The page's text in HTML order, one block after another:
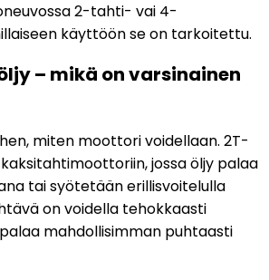
2-tahti- vai 4-
käyttöön se on tarkoitettu.
– mikä on varsinainen
miten moottori voidellaan. 2T-
jossa öljy palaa
tai syötetään erillisvoitelulla
on voidella tehokkaasti
mahdollisimman puhtaasti